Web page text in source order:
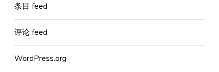
条目 feed
评论 feed
WordPress.org